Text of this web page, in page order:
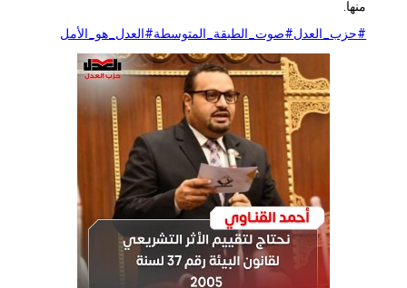
#حزب_العدل #صوت_الطبقة_المتوسطة#العدل_هو_الأمل